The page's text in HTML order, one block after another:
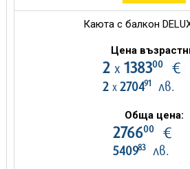
Каюта с балкон
Цена
2 х 138300€
2 х 270491 лв.
Обща цена:
276600€
540983лв.